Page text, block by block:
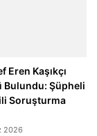
Eren Kaşıkçı
Bulundu: Şüpheli
Soruşturma
2026